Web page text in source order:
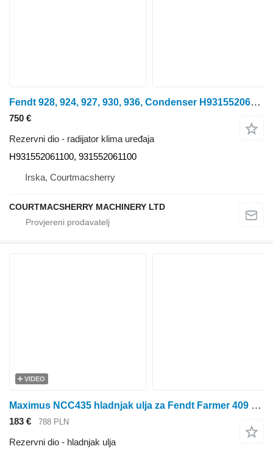
Fendt 928, 924, 927, 930, 936, Condenser H931552061100, 931552061100 radijator klima uređaja za vinogradarskog traktora
750 €
Rezervni dio - radijator klima uređaja
H931552061100, 931552061100
Irska, Courtmacsherry
COURTMACSHERRY MACHINERY LTD
VIDEO
Maximus NCC435 hladnjak ulja za Fendt Farmer 409 Vario, Farmer 410 Vario, Farmer 411 Vario, Farmer 412 Vario, FAVORIT 711 VARIO, 712 Vario, 714 Vario, 716 Vario T2 traktora na kotačima
183 € 788 PLN
Rezervni dio - hladnjak ulja